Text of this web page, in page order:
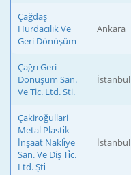
Çağdaş
Hurdacılık Ve
Geri Dönüşüm
Ankara
Çağrı Geri
Dönüşüm San.
Ve Tic. Ltd. Sti.
İstanbul
Çakiroğullari
Metal Plasti̇k
İnşaat Nakli̇ye
San. Ve Diş Ti̇c.
Ltd. Şti̇
İstanbul